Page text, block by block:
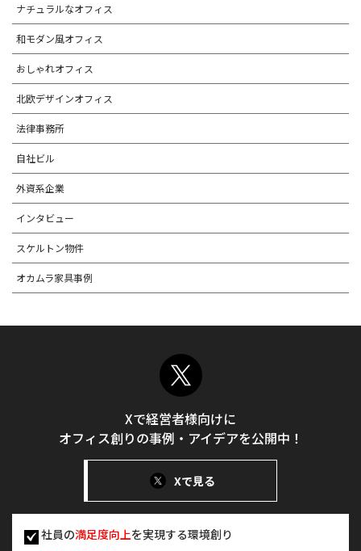
ナチュラルなオフィス
和モダン風オフィス
おしゃれオフィス
北欧デザインオフィス
法律事務所
自社ビル
外資系企業
インタビュー
スケルトン物件
オカムラ家具事例
Xで経営者様向けに
オフィス創りの事例・アイデアを公開中！
Xで見る
社員の満足度向上を実現する環境創り